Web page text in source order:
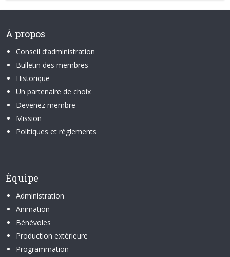
À propos
Conseil d’administration
Bulletin des membres
Historique
Un partenaire de choix
Devenez membre
Mission
Politiques et règlements
Équipe
Administration
Animation
Bénévoles
Production extérieure
Programmation